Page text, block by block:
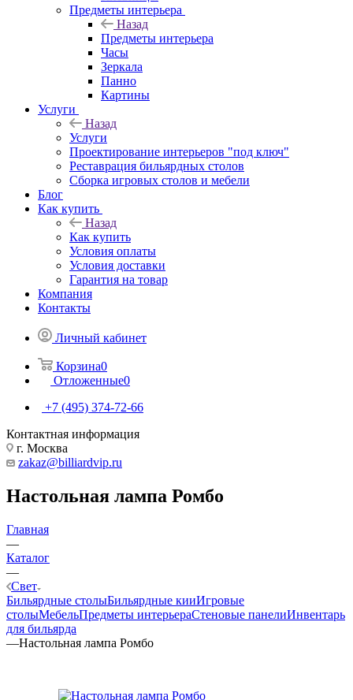
Предметы интерьера
Назад
Предметы интерьера
Часы
Зеркала
Панно
Картины
Услуги
Назад
Услуги
Проектирование интерьеров "под ключ"
Реставрация бильярдных столов
Сборка игровых столов и мебели
Блог
Как купить
Назад
Как купить
Условия оплаты
Условия доставки
Гарантия на товар
Компания
Контакты
Личный кабинет
Корзина0
Отложенные0
+7 (495) 374-72-66
Контактная информация
г. Москва
zakaz@billiardvip.ru
Настольная лампа Ромбо
Главная
—
Каталог
—
Свет
Бильярдные столыБильярдные кииИгровые
столыМебельПредметы интерьераСтеновые панелиИнвентарь
для бильярда
—Настольная лампа Ромбо